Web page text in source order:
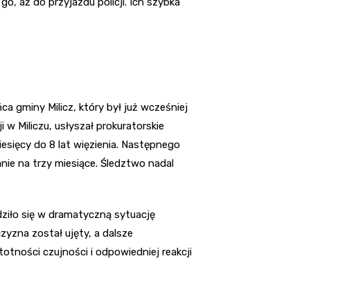
gminy Milicz, który był już wcześniej
Miliczu, usłyszał prokuratorskie
do 8 lat więzienia. Następnego
na trzy miesiące. Śledztwo nadal
się w dramatyczną sytuację
został ujęty, a dalsze
czujności i odpowiedniej reakcji